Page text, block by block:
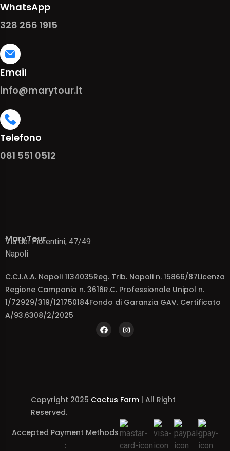
WhatsApp
328 266 1915
Email
info@marytour.it
Telefono
081 551 0512
MaryTour
Via dei Fiorentini, 47/49
Napoli
C.C.I.A.A. Napoli 1134035Reg. Trib. Napoli n. 15866/87Licenza
Regione Campania n. 3616R.C. Professionale Unipol n.
1/72929/319/121750184Fondo di Garanzia GAV. Certificato
A/93.6308/2/2025
Copyright 2025 Cactus Farm| All Right
Reserved.
Accepted Payment Methods
: